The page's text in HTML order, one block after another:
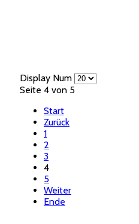
Display Num
Seite 4 von 5
Start
Zurück
1
2
3
4
5
Weiter
Ende